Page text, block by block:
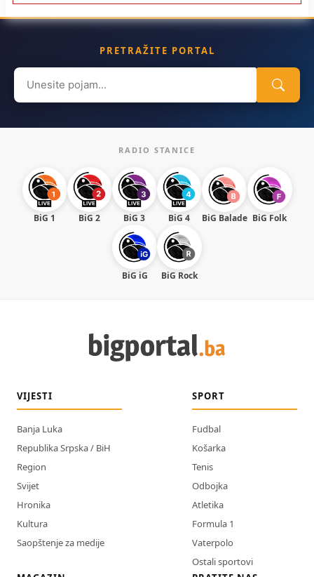
PRETRAŽITE PORTAL
Search
for:
RADIO STANICE
BiG 1 BiG 2 BiG 3 BiG 4 BiG Balade BiG Folk
BiG iG BiG Rock
VIJESTI
Banja Luka
Republika Srpska / BiH
Region
Svijet
Hronika
Kultura
Saopštenje za medije
SPORT
Fudbal
Košarka
Tenis
Odbojka
Atletika
Formula 1
Vaterpolo
Ostali sportovi